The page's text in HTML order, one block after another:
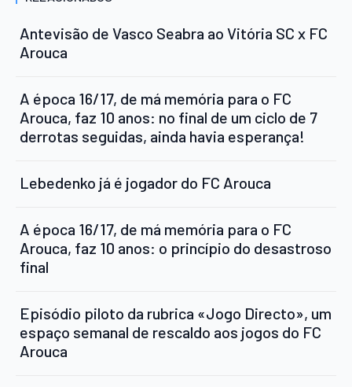
Antevisão de Vasco Seabra ao Vitória SC x FC
Arouca
A época 16/17, de má memória para o FC
Arouca, faz 10 anos: no final de um ciclo de 7
derrotas seguidas, ainda havia esperança!
Lebedenko já é jogador do FC Arouca
A época 16/17, de má memória para o FC
Arouca, faz 10 anos: o princípio do desastroso
final
Episódio piloto da rubrica «Jogo Directo», um
espaço semanal de rescaldo aos jogos do FC
Arouca